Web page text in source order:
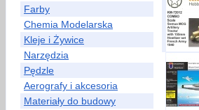
Farby
Chemia Modelarska
Kleje i Żywice
Narzędzia
Pędzle
Aerografy i akcesoria
Materiały do budowy